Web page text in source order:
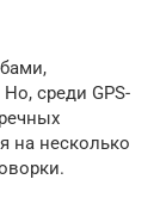
среди GPS-
на несколько